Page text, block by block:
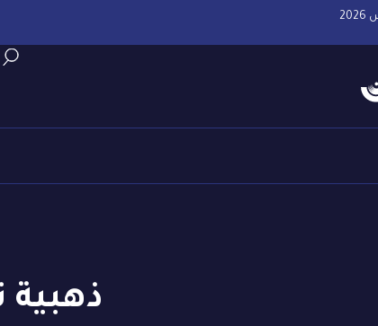
ذهبية